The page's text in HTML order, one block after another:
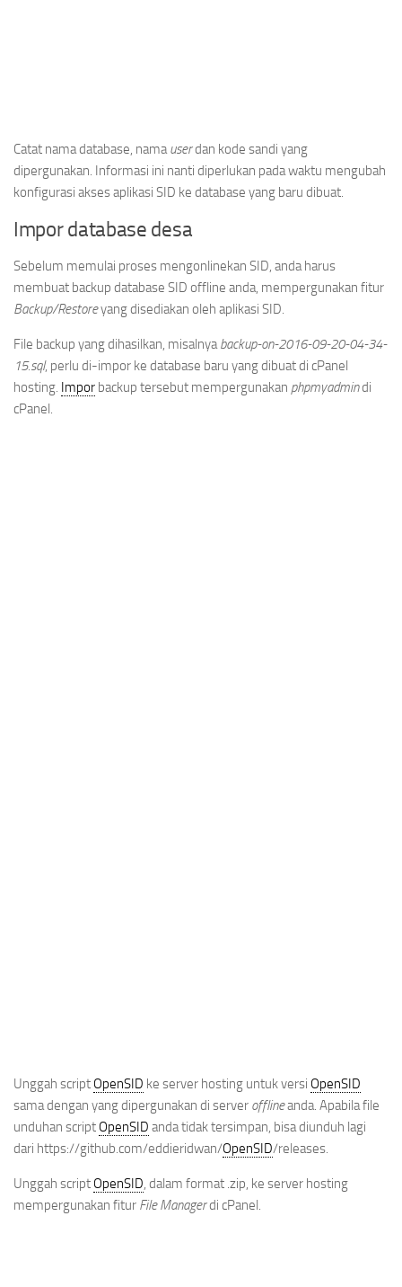
Catat nama database, namauserdan kode sandi yang
dipergunakan. Informasi ini nanti diperlukan pada waktu mengubah
konfigurasi akses aplikasi SID ke database yang baru dibuat.
Impor database desa
Sebelum memulai proses mengonlinekan SID, anda harus
membuat backup database SID offline anda, mempergunakan fitur
Backup/Restoreyang disediakan oleh aplikasi SID.
File backup yang dihasilkan, misalnyabackup-on-2016-09-20-04-34-
15.sql, perlu di-impor ke database baru yang dibuat di cPanel
hosting. Impor backup tersebut mempergunakan phpmyadmindi
cPanel.
Unggah script OpenSID ke server hosting untuk versi OpenSID
sama dengan yang dipergunakan di server offlineanda. Apabila file
unduhan script OpenSID anda tidak tersimpan, bisa diunduh lagi
dari https://github.com/eddieridwan/OpenSID/releases.
Unggah script OpenSID, dalam format .zip, ke server hosting
mempergunakan fitur File Managerdi cPanel.